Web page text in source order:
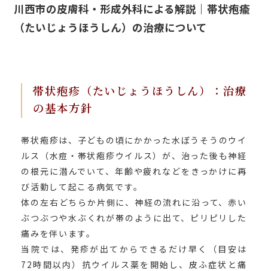
川西市の皮膚科・形成外科による解説｜帯状疱瘉
（たいじょうほうしん）の治療について
帯状疱疹（たいじょうほうしん）：治療
の基本方針
帯状疱疹は、子どもの頃にかかった水ぼうそうのウイ
ルス（水痘・帯状疱疹ウイルス）が、治った後も神経
の根元に潜んでいて、年齢や疲れなどをきっかけに再
び活動して起こる病気です。
体の左右どちらか片側に、神経の流れに沿って、赤い
ぶつぶつや水ぶくれが帯のように出て、ピリピリした
痛みを伴います。
当院では、発疹が出てからできるだけ早く（目安は
72時間以内）抗ウイルス薬を開始し、皮ふ症状と痛